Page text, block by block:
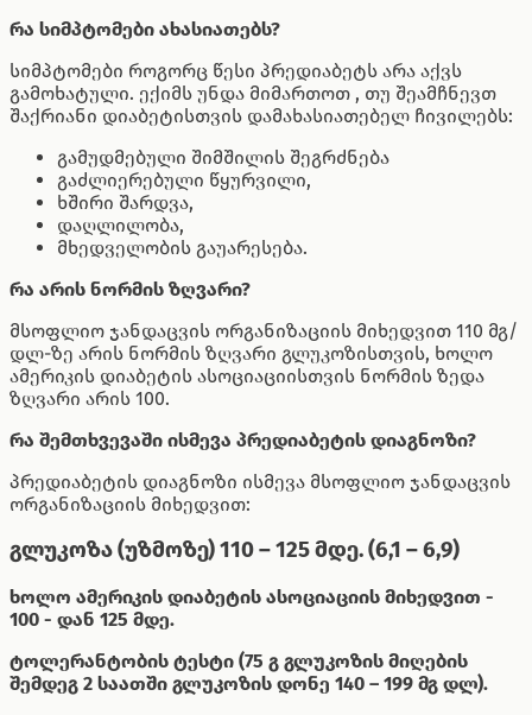
რა სიმპტომები ახასიათებს?
სიმპტომები როგორც წესი პრედიაბეტს არა აქვს
გამოხატული. ექიმს უნდა მიმართოთ , თუ შეამჩნევთ
შაქრიანი დიაბეტისთვის დამახასიათებელ ჩივილებს:
გამუდმებული შიმშილის შეგრძნება
გაძლიერებული წყურვილი,
ხშირი შარდვა,
დაღლილობა,
მხედველობის გაუარესება.
რა არის ნორმის ზღვარი?
მსოფლიო ჯანდაცვის ორგანიზაციის მიხედვით 110 მგ/
დლ-ზე არის ნორმის ზღვარი გლუკოზისთვის, ხოლო
ამერიკის დიაბეტის ასოციაციისთვის ნორმის ზედა
ზღვარი არის 100.
რა შემთხვევაში ისმევა პრედიაბეტის დიაგნოზი?
პრედიაბეტის დიაგნოზი ისმევა მსოფლიო ჯანდაცვის
ორგანიზაციის მიხედვით:
გლუკოზა (უზმოზე) 110 – 125 მდე. (6,1 – 6,9)
ხოლო ამერიკის დიაბეტის ასოციაციის მიხედვით -
100 - დან 125 მდე.
ტოლერანტობის ტესტი (75 გ გლუკოზის მიღების
შემდეგ 2 საათში გლუკოზის დონე 140 – 199 მგ დლ).